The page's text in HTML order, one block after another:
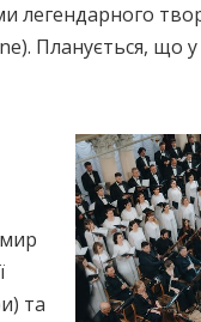
легендарного
Планується, що
та